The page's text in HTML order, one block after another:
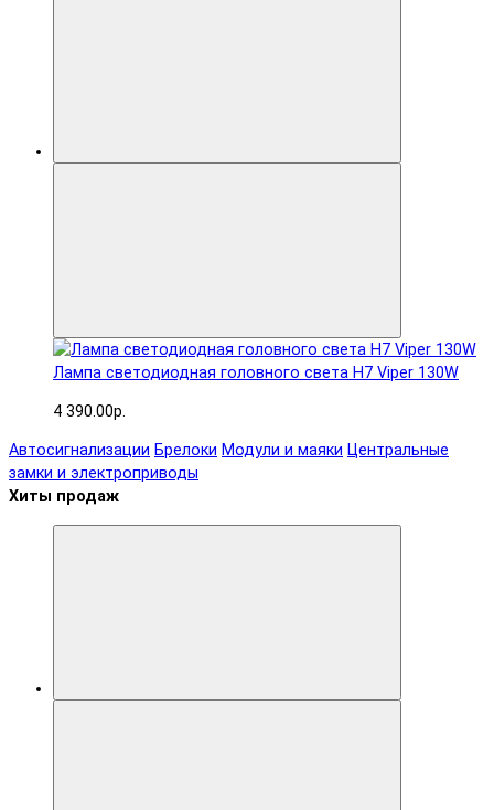
Лампа светодиодная головного света H7 Viper 130W
4 390.00р.
Автосигнализации Брелоки Модули и маяки Центральные
замки и электроприводы
Хиты продаж